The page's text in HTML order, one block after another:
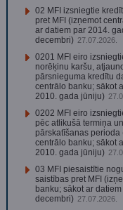
02 MFI izsniegtie
pret MFI (izņemot
ar datiem par 2014.
decembri) 27.07.2026.
0201 MFI eiro
norēķinu karšu,
pārsnieguma kredītu
centrālo banku; sākot
2010. gada jūniju)
0202 MFI eiro
pēc atlikušā termiņa
pārskatīšanas perioda
centrālo banku; sākot
2010. gada jūniju)
03 MFI piesaistītie
saistības pret MFI
banku; sākot ar
decembri) 27.07.2026.